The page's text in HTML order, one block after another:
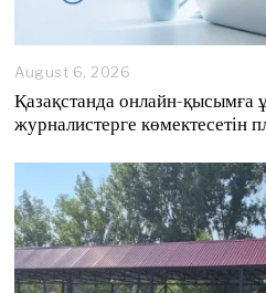
August 6, 2026
g
u
t
6
,
2
0
2
Қазақстанда онлайн-қысымға
журналистерге көмектесетін